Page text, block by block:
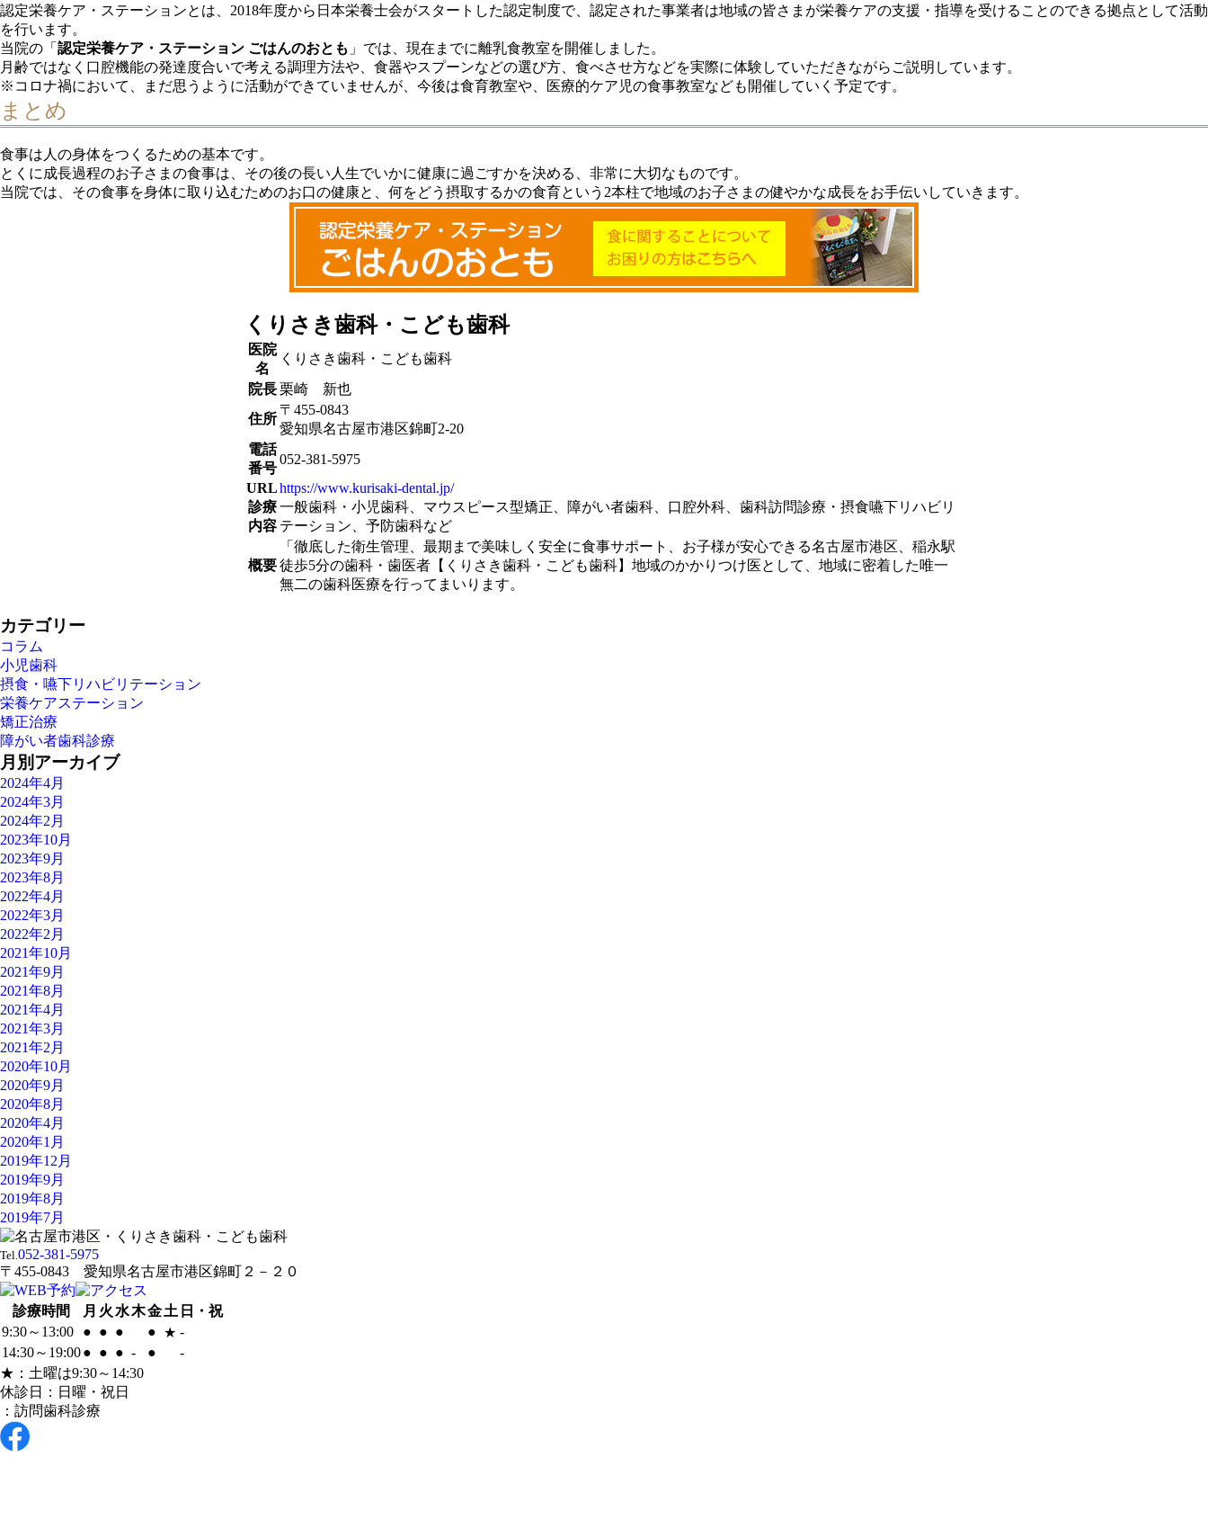
認定栄養ケア・ステーションとは、2018年度から日本栄養士会がスタートした認定制度で、認定された事業者は地域の皆さまが栄養ケアの支援・指導を受けることのできる拠点として活動
を行います。
当院の「 認定栄養ケア・ステーション ごはんのおとも 」では、現在までに離乳食教室を開催しました。
月齢ではなく口腔機能の発達度合いで考える調理方法や、食器やスプーンなどの選び方、食べさせ方などを実際に体験していただきながらご説明しています。
※コロナ禍において、まだ思うように活動ができていませんが、今後は食育教室や、医療的ケア児の食事教室なども開催していく予定です。
まとめ
食事は人の身体をつくるための基本です。
とくに成長過程のお子さまの食事は、その後の長い人生でいかに健康に過ごすかを決める、非常に大切なものです。
当院では、その食事を身体に取り込むためのお口の健康と、何をどう摂取するかの食育という2本柱で地域のお子さまの健やかな成長をお手伝いしていきます。
くりさき歯科・こども歯科
医院
名
くりさき歯科・こども歯科
院長 栗崎 新也
住所
〒455-0843
愛知県名古屋市港区錦町2-20
電話
番号
052-381-5975
URLhttps://www.kurisaki-dental.jp/
診療
内容
一般歯科・小児歯科、マウスピース型矯正、障がい者歯科、口腔外科、歯科訪問診療・摂食嚥下リハビリ
テーション、予防歯科など
概要
「徹底した衛生管理、最期まで美味しく安全に食事サポート、お子様が安心できる名古屋市港区、稲永駅
徒歩5分の歯科・歯医者【くりさき歯科・こども歯科】地域のかかりつけ医として、地域に密着した唯一
無二の歯科医療を行ってまいります。
カテゴリー
コラム
小児歯科
摂食・嚥下リハビリテーション
栄養ケアステーション
矯正治療
障がい者歯科診療
月別アーカイブ
2024年4月
2024年3月
2024年2月
2023年10月
2023年9月
2023年8月
2022年4月
2022年3月
2022年2月
2021年10月
2021年9月
2021年8月
2021年4月
2021年3月
2021年2月
2020年10月
2020年9月
2020年8月
2020年4月
2020年1月
2019年12月
2019年9月
2019年8月
2019年7月
Tel.052-381-5975
〒455-0843 愛知県名古屋市港区錦町２－２０
診療時間 月 火 水木金土 日・祝
9:30～13:00
● ● ● ● ★ -
14:30～19:00● ● ● - ●
-
★：土曜は9:30～14:30
休診日：日曜・祝日
：訪問歯科診療